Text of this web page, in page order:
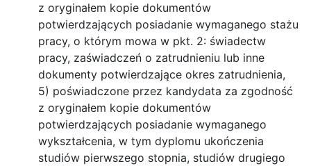
z oryginałem kopie dokumentów
potwierdzających posiadanie wymaganego stażu
pracy, o którym mowa w pkt. 2: świadectw
pracy, zaświadczeń o zatrudnieniu lub inne
dokumenty potwierdzające okres zatrudnienia,
5) poświadczone przez kandydata za zgodność
z oryginałem kopie dokumentów
potwierdzających posiadanie wymaganego
wykształcenia, w tym dyplomu ukończenia
studiów pierwszego stopnia, studiów drugiego